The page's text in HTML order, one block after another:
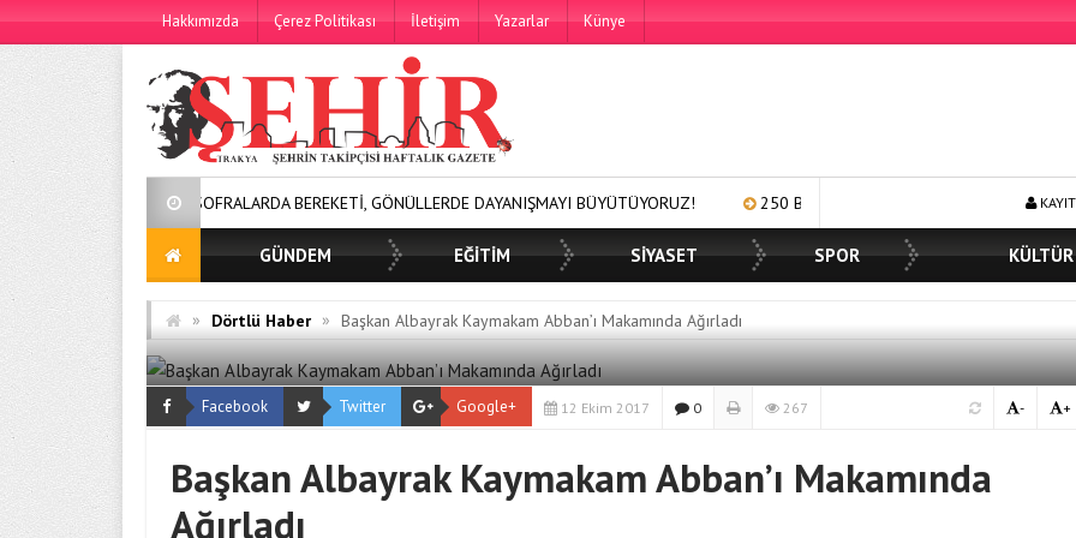
Hakkımızda Çerez Politikası İletişim Yazarlar Künye
SOFRALARDA BEREKETİ, GÖNÜLLERDE DAYANIŞMAYI BÜYÜTÜYORUZ! 250 BİN ÖĞÜN, BİNLERCE YÜZE GÜLÜMSEME
GÜNDEM EĞİTİM SİYASET SPOR
» Dörtlü Haber » Başkan Albayrak Kaymakam Abban’ı Makamında Ağırladı
Facebook Twitter Google+ 12 Ekim 2017 0 267 +
-
Başkan Albayrak Kaymakam Abban’ı Makamında
Ağırladı